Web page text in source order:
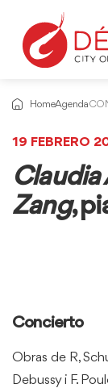
HomeAgenda
19 FEBRERO
Claudia
Zang,
Concierto
Obras de R,
Debussy i F.